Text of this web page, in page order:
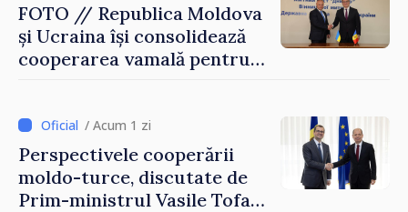
FOTO // Republica Moldova
și Ucraina își consolidează
cooperarea vamală pentru
Reuniune la Moghiliov-
Podolsk
/ Acum 1 zi
Perspectivele cooperării
moldo-turce, discutate de
Prim-ministrul Vasile Tofan